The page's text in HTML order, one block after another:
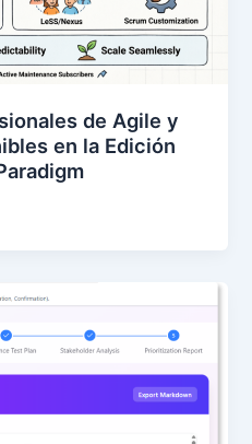
de Agile y
en la Edición